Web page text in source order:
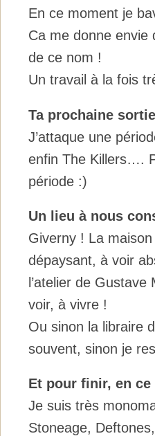
En ce moment je
Ca me donne envie
de ce nom !
Un travail à la fois
Ta prochaine
J’attaque une
enfin The Killers….
période :)
Un lieu à nous
Giverny ! La
dépaysant, à voir
l’atelier de
voir, à vivre !
Ou sinon la libraire
souvent, sinon je
Et pour finir, en
Je suis très
Stoneage,